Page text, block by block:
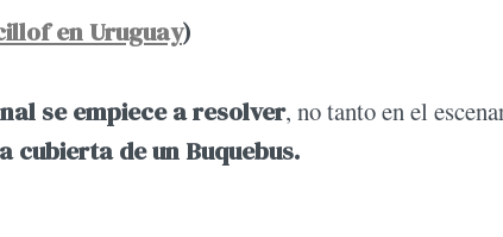
en Uruguay)
se empiece a resolver, no tanto en el
cubierta de un Buquebus.